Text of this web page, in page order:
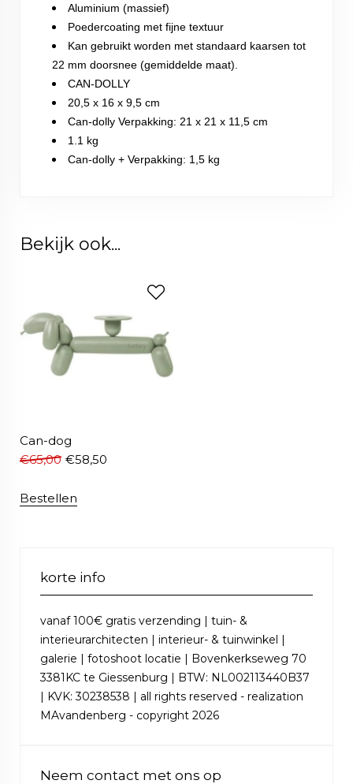
Aluminium (massief)
Poedercoating met fijne textuur
Kan gebruikt worden met standaard kaarsen tot
22 mm doorsnee (gemiddelde maat).
CAN-DOLLY
20,5 x 16 x 9,5 cm
Can-dolly Verpakking: 21 x 21 x 11,5 cm
1.1 kg
Can-dolly + Verpakking: 1,5 kg
Bekijk ook...
Can-dog
€65,00 €58,50
Bestellen
korte info
vanaf 100€ gratis verzending | tuin- &
interieurarchitecten | interieur- & tuinwinkel |
galerie | fotoshoot locatie | Bovenkerkseweg 70
3381KC te Giessenburg | BTW: NL002113440B37
| KVK: 30238538 | all rights reserved - realization
MAvandenberg - copyright 2026
Neem contact met ons op